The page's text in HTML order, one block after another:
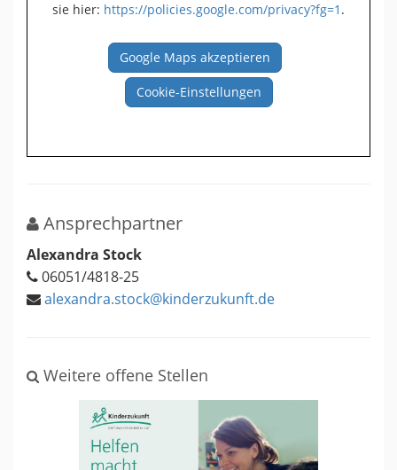
sie hier: https://policies.google.com/privacy?fg=1 .
Google Maps akzeptieren
Cookie-Einstellungen
Ansprechpartner
Alexandra Stock
06051/4818-25
alexandra.stock@kinderzukunft.de
Weitere offene Stellen